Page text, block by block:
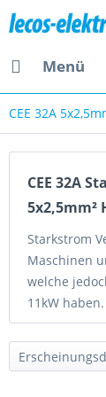
Menü
CEE 32A
CEE 32A
5x2,5mm²
Starkstrom
Maschinen
welche
11kW